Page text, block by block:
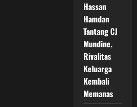
Hassan
Hamdan
Tantang CJ
Mundine,
Rivalitas
Keluarga
Kembali
Memanas